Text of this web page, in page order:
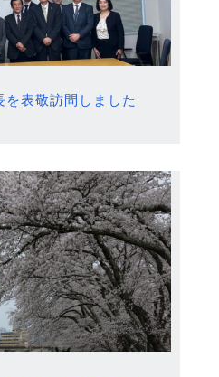
表敬訪問しました